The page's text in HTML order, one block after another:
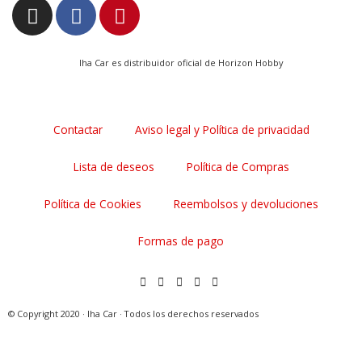
n
s
a
c
e
o
i
n
t
t
Iha Car es distribuidor oficial de Horizon Hobby
Contactar Aviso legal y Política de privacidad
Lista de deseos Política de Compras
Política de Cookies Reembolsos y devoluciones
Formas de pago
© Copyright 2020 · Iha Car · Todos los derechos reservados